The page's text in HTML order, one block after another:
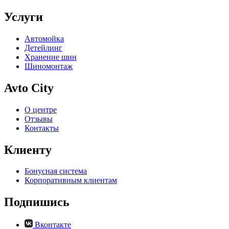
Услуги
Автомойка
Детейлинг
Хранение шин
Шиномонтаж
Avto City
О центре
Отзывы
Контакты
Клиенту
Бонусная система
Корпоративным клиентам
Подпишись
Вконтакте